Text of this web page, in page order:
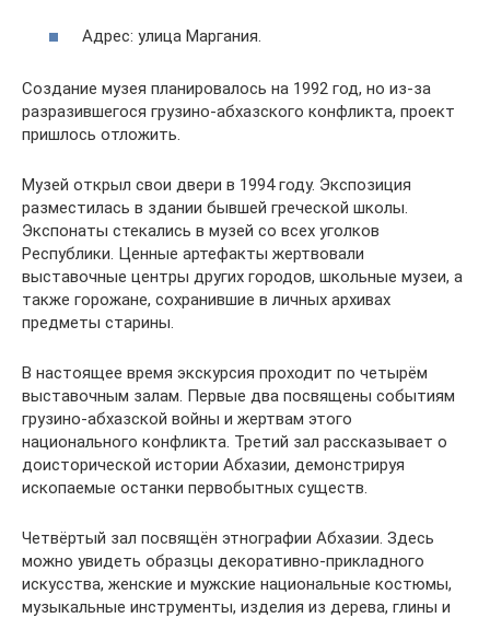
Адрес: улица Маргания.
Создание музея планировалось на 1992 год, но из-за
разразившегося грузино-абхазского конфликта, проект
пришлось отложить.
Музей открыл свои двери в 1994 году. Экспозиция
разместилась в здании бывшей греческой школы.
Экспонаты стекались в музей со всех уголков
Республики. Ценные артефакты жертвовали
выставочные центры других городов, школьные музеи, а
также горожане, сохранившие в личных архивах
предметы старины.
В настоящее время экскурсия проходит по четырём
выставочным залам. Первые два посвящены событиям
грузино-абхазской войны и жертвам этого
национального конфликта. Третий зал рассказывает о
доисторической истории Абхазии, демонстрируя
ископаемые останки первобытных существ.
Четвёртый зал посвящён этнографии Абхазии. Здесь
можно увидеть образцы декоративно-прикладного
искусства, женские и мужские национальные костюмы,
музыкальные инструменты, изделия из дерева, глины и